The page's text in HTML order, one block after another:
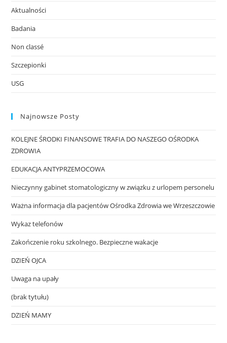
Aktualności
Badania
Non classé
Szczepionki
USG
Najnowsze Posty
KOLEJNE ŚRODKI FINANSOWE TRAFIA DO NASZEGO OŚRODKA
ZDROWIA
EDUKACJA ANTYPRZEMOCOWA
Nieczynny gabinet stomatologiczny w związku z urlopem personelu
Ważna informacja dla pacjentów Ośrodka Zdrowia we Wrzeszczowie
Wykaz telefonów
Zakończenie roku szkolnego. Bezpieczne wakacje
DZIEŃ OJCA
Uwaga na upały
(brak tytułu)
DZIEŃ MAMY